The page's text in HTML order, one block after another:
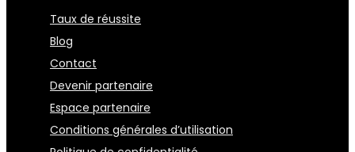
Taux de réussite
Blog
Contact
Devenir partenaire
Espace partenaire
Conditions générales d’utilisation